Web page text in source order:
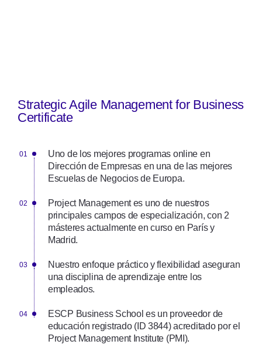
Strategic Agile Management for Business
Certificate
Uno de los mejores programas online en
Dirección de Empresas en una de las mejores
Escuelas de Negocios de Europa.
Project Management es uno de nuestros
principales campos de especialización, con 2
másteres actualmente en curso en París y
Madrid.
Nuestro enfoque práctico y flexibilidad aseguran
una disciplina de aprendizaje entre los
empleados.
ESCP Business School es un proveedor de
educación registrado (ID 3844) acreditado por el
Project Management Institute (PMI).